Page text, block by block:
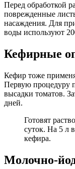
Перед обработкой
поврежденные
насаждения. Для
воды используют
Кефирные
Кефир тоже
Первую процедуру
высадки томатов.
дней.
Готовят
суток. На 5 л
кефира.
Молочно-